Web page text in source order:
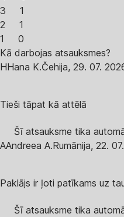
3
1
2
1
1
0
Kā darbojas atsauksmes?
HHana K.Čehija, 29. 07.
Tieši tāpat kā attēlā
Šī atsauksme tika
AAndreea A.Rumānija, 22.
Paklājs ir ļoti patīkams uz
Šī atsauksme tika